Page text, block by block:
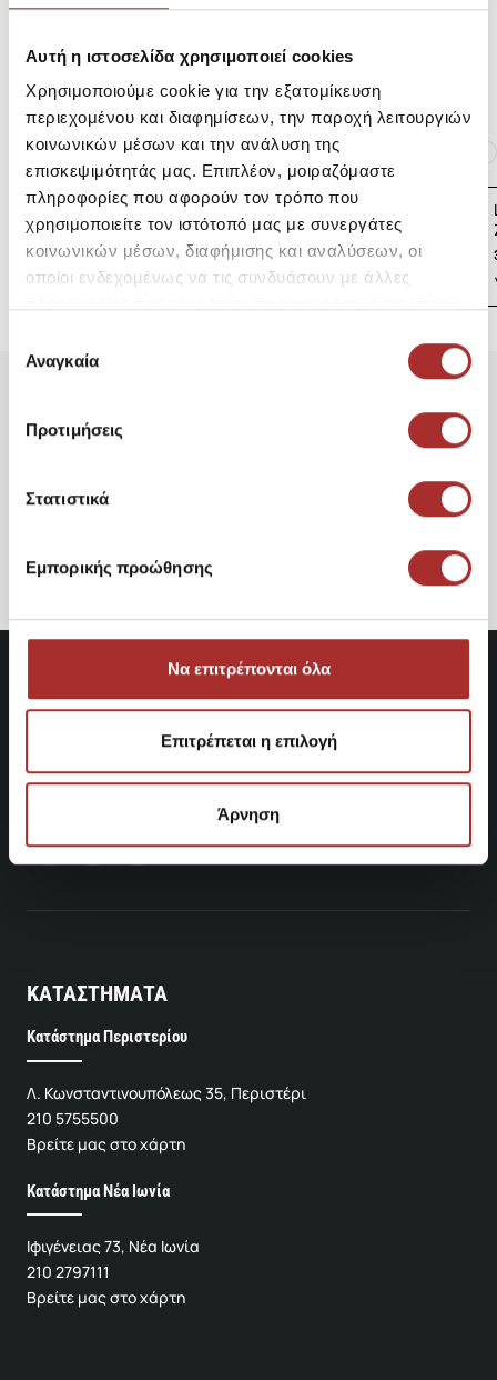
Αυτή η ιστοσελίδα χρησιμοποιεί cookies
Χρησιμοποιούμε cookie για την εξατομίκευση
περιεχομένου και διαφημίσεων, την παροχή λειτουργιών
κοινωνικών μέσων και την ανάλυση της
επισκεψιμότητάς μας. Επιπλέον, μοιραζόμαστε
πληροφορίες που αφορούν τον τρόπο που
χρησιμοποιείτε τον ιστότοπό μας με συνεργάτες
κοινωνικών μέσων, διαφήμισης και αναλύσεων, οι
οποίοι ενδεχομένως να τις συνδυάσουν με άλλες
των υπηρεσιών τους.
συγκατάθεσης
Αναγκαία
Προτιμήσεις
Στατιστικά
Εμπορικής προώθησης
Να επιτρέπονται όλα
Επιτρέπεται η επιλογή
Άρνηση
Επιστροφές Προϊόντων
Ίδια κατηγορία Ίδιο Brand
LAPIN HOUSE Βρεφική
Ζακέτα Πλεκτή
39,00€
ΚΑΤΑΣΤΗΜΑΤΑ
Κατάστημα Περιστερίου
Λ. Κωνσταντινουπόλεως 35, Περιστέρι
210 5755500
Βρείτε μας στο χάρτη
Κατάστημα Νέα Ιωνία
Ιφιγένειας 73, Νέα Ιωνία
210 2797111
Βρείτε μας στο χάρτη